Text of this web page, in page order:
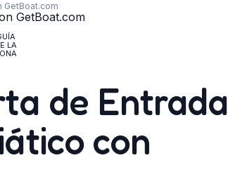
GetBoat.com
LA
de Entrada
con